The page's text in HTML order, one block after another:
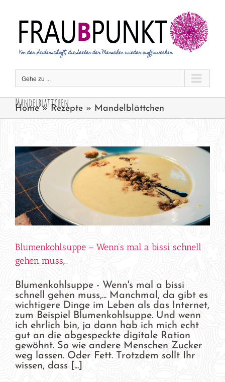
springen
Gehe zu ...
Mandelblättchen
Home» Rezepte » Mandelblättchen
Blumenkohlsuppe – Wenn’s mal a bissi schnell
gehen muss,…
Blumenkohlsuppe - Wenn's mal a bissi
schnell gehen muss,... Manchmal, da gibt es
wichtigere Dinge im Leben als das Internet,
zum Beispiel Blumenkohlsuppe. Und wenn
ich ehrlich bin, ja dann hab ich mich echt
gut an die abgespeckte digitale Ration
gewöhnt. So wie andere Menschen Zucker
weg lassen. Oder Fett. Trotzdem sollt Ihr
wissen, dass [...]